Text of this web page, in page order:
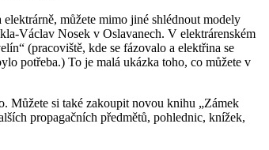
můžete mimo jiné shlédnout modely
Václav Nosek v Oslavanech. V elektrárenském
(pracoviště, kde se fázovalo a elektřina se
potřeba.) To je malá ukázka toho, co můžete v
Můžete si také zakoupit novou knihu „Zámek
propagačních předmětů, pohlednic, knížek,